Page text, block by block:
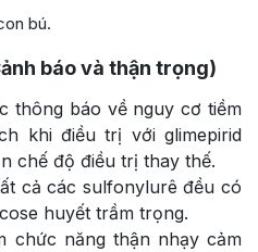
bú.
báo và thận trọng)
thông báo về nguy cơ tiềm
khi điều trị với glimepirid
chế độ điều trị thay thế.
cả các sulfonylurê đều có
huyết trầm trọng.
chức năng thận nhạy cảm